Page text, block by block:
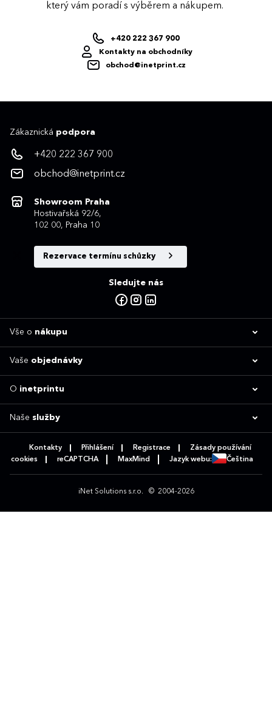
který vám poradí s výběrem a nákupem.
+420 222 367 900
Kontakty na obchodníky
obchod@inetprint.cz
Zákaznická podpora
+420 222 367 900
obchod@inetprint.cz
Showroom Praha
Hostivařská 92/6,
102 00, Praha 10
Rezervace termínu schůzky
Sledujte nás
Vše o nákupu
Vaše objednávky
O inetprintu
Naše služby
Kontakty Přihlášení Registrace
Zásady používání
cookies
reCAPTCHA MaxMind Jazyk webu: Čeština
iNet Solutions s.r.o. © 2004-2026